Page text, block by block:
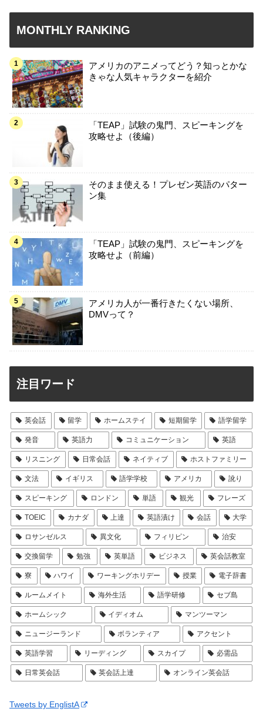
MONTHLY RANKING
アメリカのアニメってどう？知っとかな
きゃな人気キャラクターを紹介
「TEAP」試験の鬼門、スピーキングを
攻略せよ（後編）
そのまま使える！プレゼン英語のパター
ン集
「TEAP」試験の鬼門、スピーキングを
攻略せよ（前編）
アメリカ人が一番行きたくない場所、
DMVって？
注目ワード
英会話 留学 ホームステイ 短期留学 語学留学
発音 英語力 コミュニケーション 英語
リスニング 日常会話 ネイティブ ホストファミリー
文法 イギリス 語学学校 アメリカ 訛り
スピーキング ロンドン 単語 観光 フレーズ
TOEIC カナダ 上達 英語漬け 会話 大学
ロサンゼルス 異文化 フィリピン 治安
交換留学 勉強 英単語 ビジネス 英会話教室
寮 ハワイ ワーキングホリデー 授業 電子辞書
ルームメイト 海外生活 語学研修 セブ島
ホームシック イディオム マンツーマン
ニュージーランド ボランティア アクセント
英語学習 リーディング スカイプ 必需品
日常英会話 英会話上達 オンライン英会話
Tweets by EnglistA